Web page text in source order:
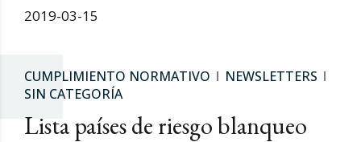
2019-03-15
CUMPLIMIENTO NORMATIVO
NEWSLETTERS
SIN CATEGORÍA
Lista países de riesgo blanqueo